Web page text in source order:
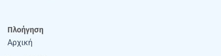
Πλοήγηση
Αρχική